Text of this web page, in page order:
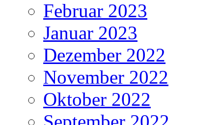
Februar 2023
Januar 2023
Dezember 2022
November 2022
Oktober 2022